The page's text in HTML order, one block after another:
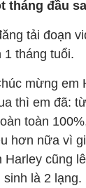
tháng đầu
tải đoạn
1 tháng tuổi.
mừng em
thì em đã:
toàn
hơn nữa vì
cũng
là 2 lạng.